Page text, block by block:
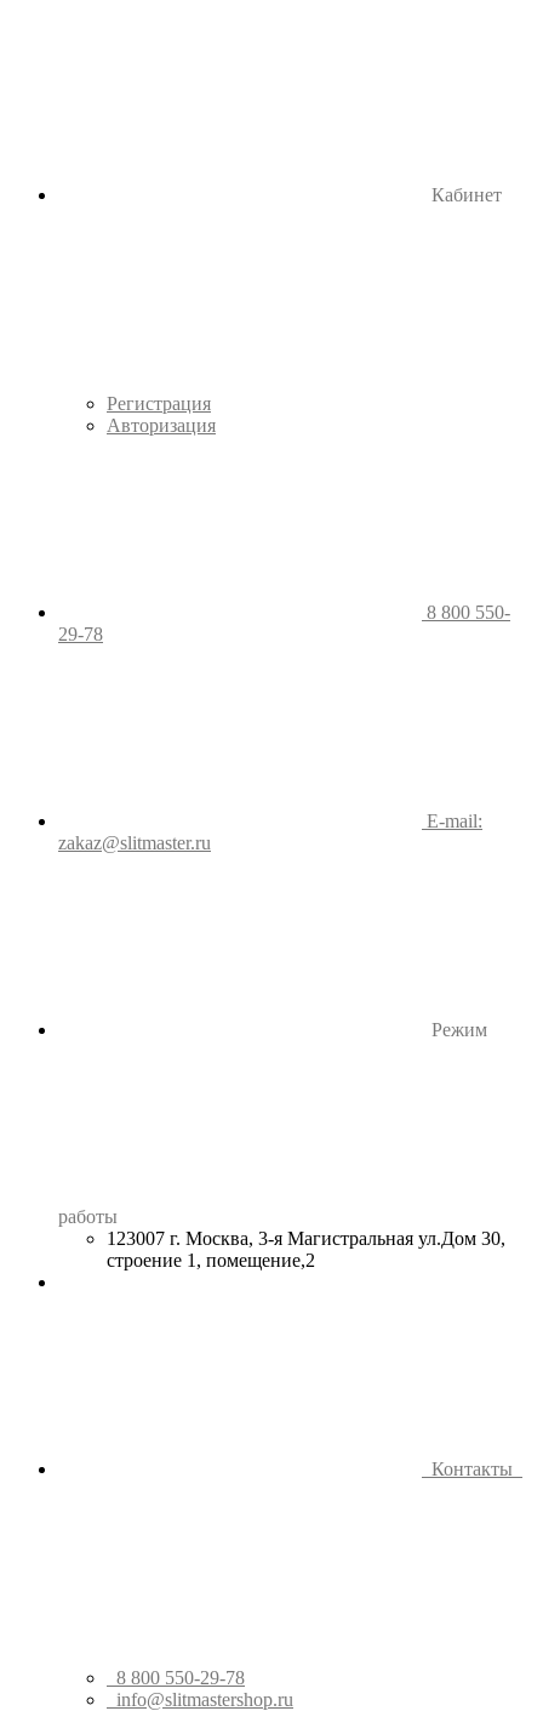
Кабинет
Регистрация
Авторизация
8 800 550-
29-78
E-mail:
zakaz@slitmaster.ru
Режим
работы
123007 г. Москва, 3-я Магистральная ул.Дом 30,
строение 1, помещение,2
Контакты
8 800 550-29-78
info@slitmastershop.ru